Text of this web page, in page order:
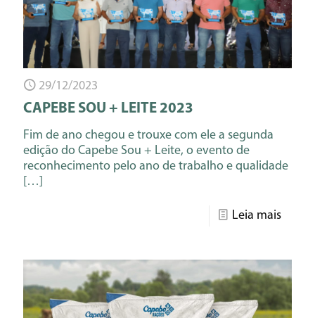
29/12/2023
CAPEBE SOU + LEITE 2023
Fim de ano chegou e trouxe com ele a segunda
edição do Capebe Sou + Leite, o evento de
reconhecimento pelo ano de trabalho e qualidade
[…]
Leia mais